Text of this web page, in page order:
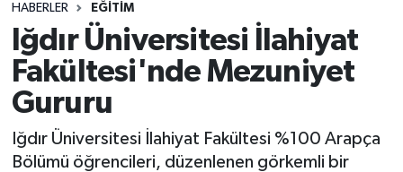
HABERLER EĞITIM
Iğdır Üniversitesi İlahiyat
Fakültesi'nde Mezuniyet
Gururu
Iğdır Üniversitesi İlahiyat Fakültesi %100 Arapça
Bölümü öğrencileri, düzenlenen görkemli bir
Son Dakika Haberleri
Haber Arşivi